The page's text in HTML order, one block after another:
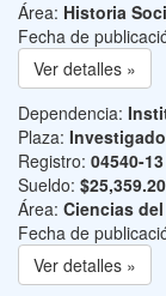
Área: Historia
Fecha de
Ver detalles »
Dependencia:
Plaza:
Registro: 04540-13
Sueldo: $25,359.20
Área: Ciencias
Fecha de
Ver detalles »